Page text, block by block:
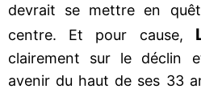
devrait se mettre en
centre. Et pour cause,
clairement sur le déclin
avenir du haut de ses 33